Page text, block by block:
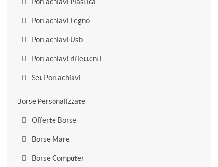
Portachiavi Plastica
Portachiavi Legno
Portachiavi Usb
Portachiavi riflettenti
Set Portachiavi
Borse Personalizzate
Offerte Borse
Borse Mare
Borse Computer